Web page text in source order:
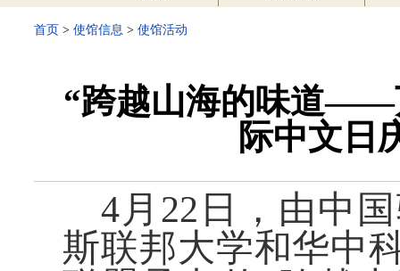
首页 > 使馆信息 > 使馆活动
“跨越山海的味道——
际中文日
4月22日，由中
斯联邦大学和华中